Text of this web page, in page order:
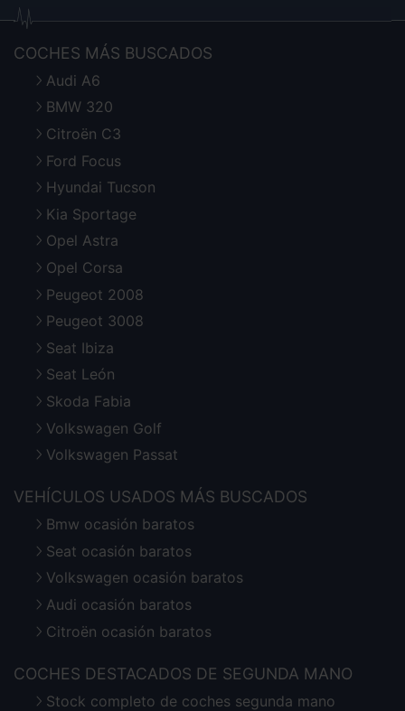
COCHES MÁS BUSCADOS
Audi A6
BMW 320
Citroën C3
Ford Focus
Hyundai Tucson
Kia Sportage
Opel Astra
Opel Corsa
Peugeot 2008
Peugeot 3008
Seat Ibiza
Seat León
Skoda Fabia
Volkswagen Golf
Volkswagen Passat
VEHÍCULOS USADOS MÁS BUSCADOS
Bmw ocasión baratos
Seat ocasión baratos
Volkswagen ocasión baratos
Audi ocasión baratos
Citroën ocasión baratos
COCHES DESTACADOS DE SEGUNDA MANO
Stock completo de coches segunda mano